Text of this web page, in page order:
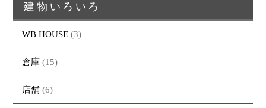
建物いろいろ
WB HOUSE (3)
倉庫 (15)
店舗 (6)
トップページ
ブログ
イベント
会社案内
商品紹介
・MUKU
・DENTOU
ORDER
・DENTOUの家一覧
ORDERの家一覧
お家見守り隊